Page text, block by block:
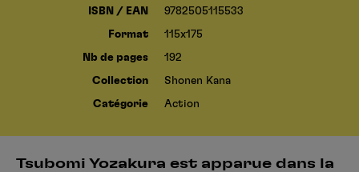
ISBN / EAN 9782505115533
Format 115x175
Nb de pages 192
Collection Shonen Kana
Catégorie Action
Tsubomi Yozakura est apparue dans la